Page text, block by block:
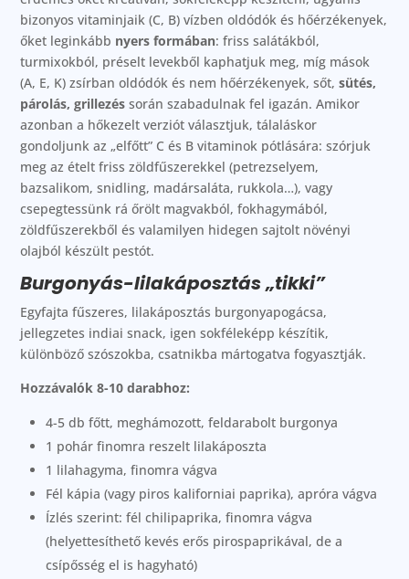
bizonyos vitaminjaik (C, B) vízben oldódók és hőérzékenyek,
őket leginkább nyers formában: friss salátákból,
turmixokból, préselt levekből kaphatjuk meg, míg mások
(A, E, K) zsírban oldódók és nem hőérzékenyek, sőt,sütés,
párolás, grillezéssorán szabadulnak fel igazán. Amikor
azonban a hőkezelt verziót választjuk, tálaláskor
gondoljunk az „elfőtt” C és B vitaminok pótlására: szórjuk
meg az ételt friss zöldfűszerekkel (petrezselyem,
bazsalikom, snidling, madársaláta, rukkola…), vagy
csepegtessünk rá őrölt magvakból, fokhagymából,
zöldfűszerekből és valamilyen hidegen sajtolt növényi
olajból készült pestót.
Burgonyás-lilakáposztás „tikki”
Egyfajta fűszeres, lilakáposztás burgonyapogácsa,
jellegzetes indiai snack, igen sokféleképp készítik,
különböző szószokba, csatnikba mártogatva fogyasztják.
Hozzávalók 8-10 darabhoz:
4-5 db főtt, meghámozott, feldarabolt burgonya
1 pohár finomra reszelt lilakáposzta
1 lilahagyma, finomra vágva
Fél kápia (vagy piros kaliforniai paprika), apróra vágva
Ízlés szerint: fél chilipaprika, finomra vágva
(helyettesíthető kevés erős pirospaprikával, de a
csípősség el is hagyható)